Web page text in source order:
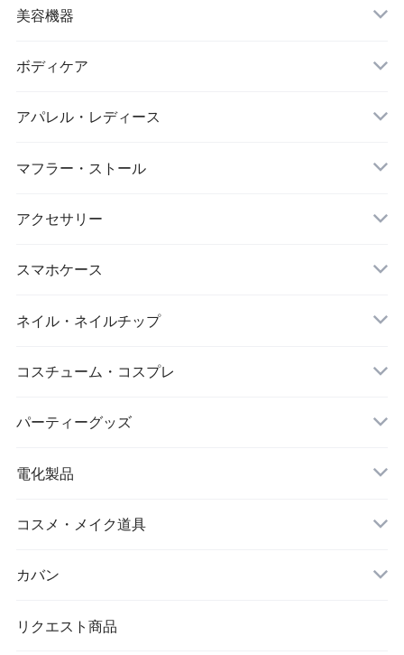
ヌードブラ
カーディガン・羽織
ステッカー
サウナスーツ
スイムウェア
スポーツブラ
レギンス・スパッツ
スポーツウェアセット
美容機器
脱毛器
ボディケア
リップ・唇
マスク
ダイエット
アイマスク
靴下・ソックス
シワ取りテープ
アパレル・レディース
レッグウォーマー
マフラー・ストール
大判ストール
アクセサリー
キーホルダー
スマホケース
iPhone
ネイル・ネイルチップ
コスチューム・コスプレ
クリスマス
パーティーグッズ
電化製品
ドローン
コスメ・メイク道具
メイクブラシ
シワ取りテープ
カバン
トートバッグ
リクエスト商品